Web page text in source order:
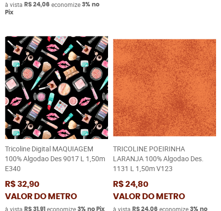
à vista R$ 24,06 economize 3% no
Pix
Tricoline Digital MAQUIAGEM
100% Algodao Des 9017 L 1,50m
E340
R$ 32,90
VALOR DO METRO
à vista R$ 31,91 economize 3% no Pix
TRICOLINE POEIRINHA
LARANJA 100% Algodao Des.
1131 L 1,50m V123
R$ 24,80
VALOR DO METRO
à vista R$ 24,06 economize 3% no